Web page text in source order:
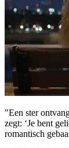
"Een ster
zegt: ‘Je bent
romantisch